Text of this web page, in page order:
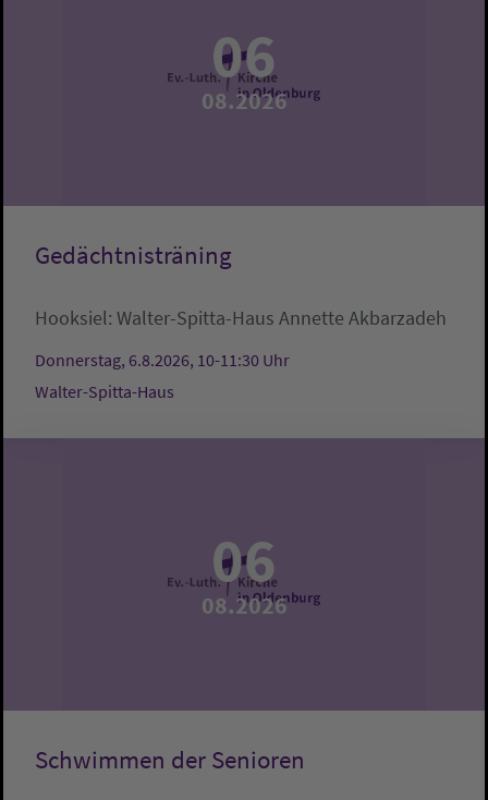
06
08.2026
Gedächtnisträning
Hooksiel: Walter-Spitta-Haus Annette Akbarzadeh
Donnerstag, 6.8.2026, 10-11:30 Uhr
Walter-Spitta-Haus
06
08.2026
Schwimmen der Senioren